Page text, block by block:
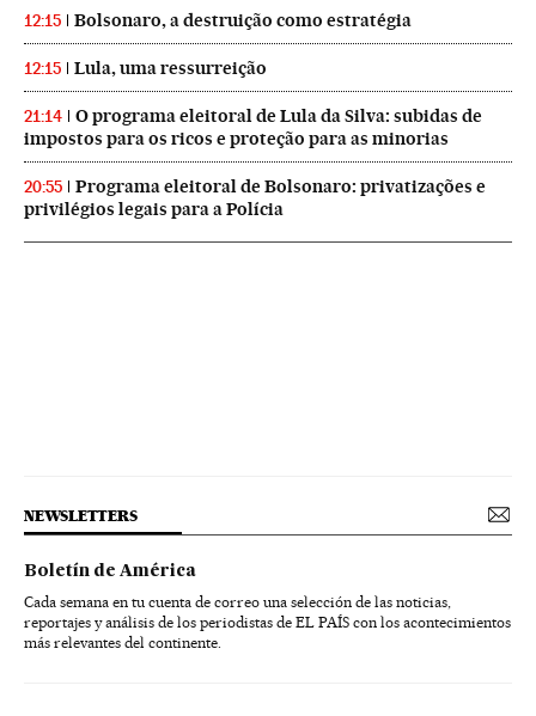
12:15 Bolsonaro, a destruição como estratégia
12:15 Lula, uma ressurreição
21:14
O programa eleitoral de Lula da Silva: subidas de
impostos para os ricos e proteção para as minorias
20:55
Programa eleitoral de Bolsonaro: privatizações e
privilégios legais para a Polícia
NEWSLETTERS
Boletín de América
Cada semana en tu cuenta de correo una selección de las noticias,
reportajes y análisis de los periodistas de EL PAÍS con los acontecimientos
más relevantes del continente.